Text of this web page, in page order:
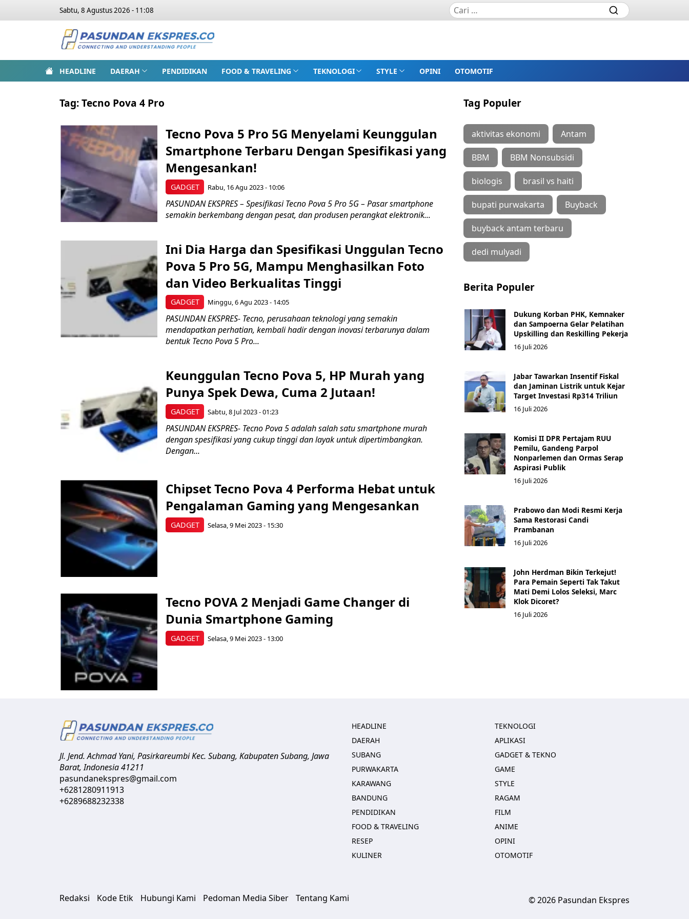
Sabtu, 8 Agustus 2026 - 11:08
HEADLINE DAERAH PENDIDIKAN FOOD & TRAVELING TEKNOLOGI STYLE OPINI OTOMOTIF
Tag:Tecno Pova 4 Pro
GADGET
Tecno Pova 5 Pro 5G Menyelami Keunggulan
Smartphone Terbaru Dengan Spesifikasi yang
Mengesankan!
Rabu, 16 Agu 2023 - 10:06
PASUNDAN EKSPRES – Spesifikasi Tecno Pova 5 Pro 5G – Pasar smartphone
semakin berkembang dengan pesat, dan produsen perangkat elektronik...
GADGET
Ini Dia Harga dan Spesifikasi Unggulan Tecno
Pova 5 Pro 5G, Mampu Menghasilkan Foto
dan Video Berkualitas Tinggi
Minggu, 6 Agu 2023 - 14:05
PASUNDAN EKSPRES- Tecno, perusahaan teknologi yang semakin
mendapatkan perhatian, kembali hadir dengan inovasi terbarunya dalam
bentuk Tecno Pova 5 Pro...
GADGET
Keunggulan Tecno Pova 5, HP Murah yang
Punya Spek Dewa, Cuma 2 Jutaan!
Sabtu, 8 Jul 2023 - 01:23
PASUNDAN EKSPRES- Tecno Pova 5 adalah salah satu smartphone murah
dengan spesifikasi yang cukup tinggi dan layak untuk dipertimbangkan.
Dengan...
GADGET
Chipset Tecno Pova 4 Performa Hebat untuk
Pengalaman Gaming yang Mengesankan
Selasa, 9 Mei 2023 - 15:30
GADGET
Tecno POVA 2 Menjadi Game Changer di
Dunia Smartphone Gaming
Selasa, 9 Mei 2023 - 13:00
Tag Populer
aktivitas ekonomi Antam
BBM BBM Nonsubsidi
biologis brasil vs haiti
bupati purwakarta Buyback
buyback antam terbaru
dedi mulyadi
Berita Populer
Dukung Korban PHK, Kemnaker
dan Sampoerna Gelar Pelatihan
Upskilling dan Reskilling Pekerja
16 Juli 2026
Jabar Tawarkan Insentif Fiskal
dan Jaminan Listrik untuk Kejar
Target Investasi Rp314 Triliun
16 Juli 2026
Komisi II DPR Pertajam RUU
Pemilu, Gandeng Parpol
Nonparlemen dan Ormas Serap
Aspirasi Publik
16 Juli 2026
Prabowo dan Modi Resmi Kerja
Sama Restorasi Candi
Prambanan
16 Juli 2026
John Herdman Bikin Terkejut!
Para Pemain Seperti Tak Takut
Mati Demi Lolos Seleksi, Marc
Klok Dicoret?
16 Juli 2026
Jl. Jend. Achmad Yani, PasirkareumbiKec. Subang, Kabupaten Subang, Jawa
Barat,Indonesia41211
pasundanekspres@gmail.com
+6281280911913
+6289688232338
HEADLINE
DAERAH
SUBANG
PURWAKARTA
KARAWANG
BANDUNG
PENDIDIKAN
FOOD & TRAVELING
RESEP
KULINER
TEKNOLOGI
APLIKASI
GADGET & TEKNO
GAME
STYLE
RAGAM
FILM
ANIME
OPINI
OTOMOTIF
Redaksi Kode Etik Hubungi Kami Pedoman Media Siber Tentang Kami © 2026 Pasundan Ekspres